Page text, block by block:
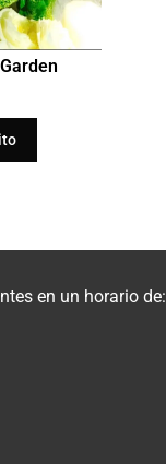
en un horario de: